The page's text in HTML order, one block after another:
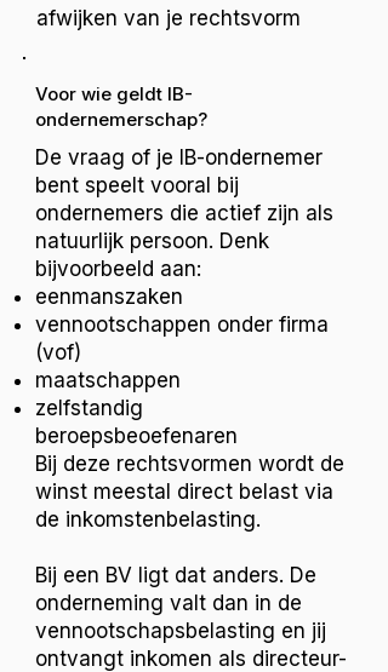
afwijken van je rechtsvorm
Voor wie geldt IB-
ondernemerschap?
De vraag of je IB-ondernemer
bent speelt vooral bij
ondernemers die actief zijn als
natuurlijk persoon. Denk
bijvoorbeeld aan:
eenmanszaken
vennootschappen onder firma
(vof)
maatschappen
zelfstandig
beroepsbeoefenaren
Bij deze rechtsvormen wordt de
winst meestal direct belast via
de inkomstenbelasting.
Bij een BV ligt dat anders. De
onderneming valt dan in de
vennootschapsbelasting en jij
ontvangt inkomen als directeur-